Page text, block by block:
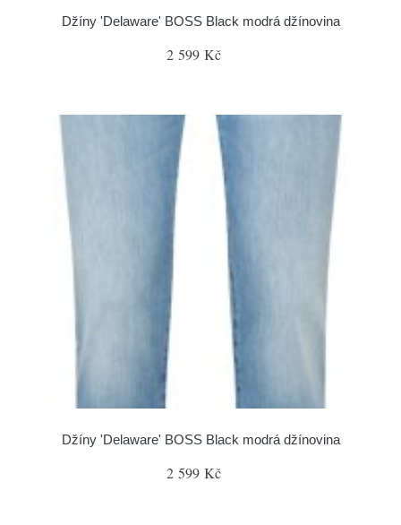
Džíny 'Delaware' BOSS Black modrá džínovina
2 599 Kč
Džíny 'Delaware' BOSS Black modrá džínovina
2 599 Kč